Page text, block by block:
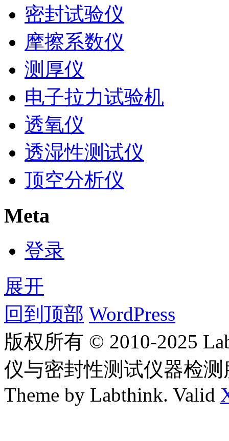
密封试验仪
摩擦系数仪
测厚仪
电子拉力试验机
透氧仪
透湿性测试仪
顶空分析仪
Meta
登录
展开
回到顶部 WordPress
版权所有 © 2010-2025
仪与密封性测试仪器检
Theme by Labthink. Valid